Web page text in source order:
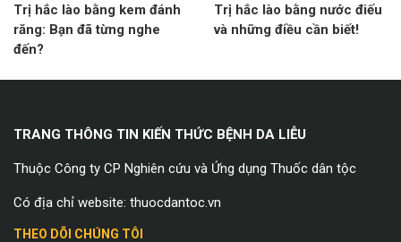
Trị hắc lào bằng kem đánh
răng: Bạn đã từng nghe
đến?
Trị hắc lào bằng nước điếu
và những điều cần biết!
TRANG THÔNG TIN KIẾN THỨC BỆNH DA LIỄU
Thuộc Công ty CP Nghiên cứu và Ứng dụng Thuốc dân tộc
Có địa chỉ website: thuocdantoc.vn
THEO DÕI CHÚNG TÔI